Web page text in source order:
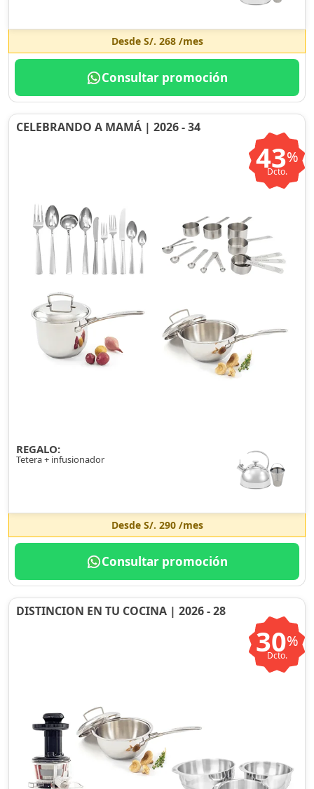
Desde S/. 268/mes
Consultar promoción
CELEBRANDO A MAMÁ | 2026 - 34
43%
Dcto.
REGALO:
Tetera + infusionador
Desde S/. 290/mes
Consultar promoción
DISTINCION EN TU COCINA | 2026 - 28
30%
Dcto.